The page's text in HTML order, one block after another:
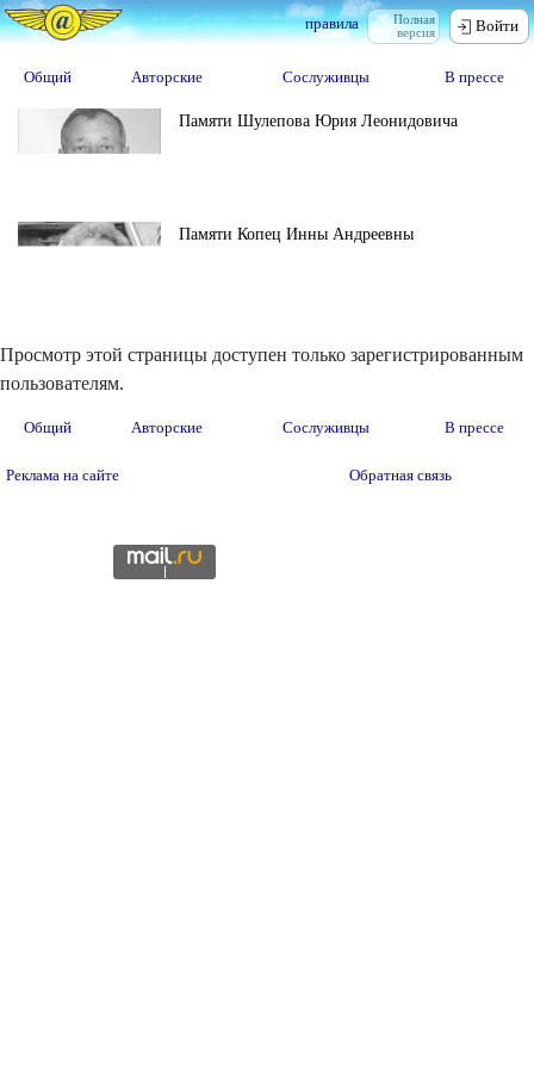
Полная
версия
правила Войти
Общий Авторские Сослуживцы В прессе
Памяти Шулепова Юрия Леонидовича
Памяти Копец Инны Андреевны
Просмотр этой страницы доступен только зарегистрированным
пользователям.
Общий Авторские Сослуживцы В прессе
Реклама на сайте Обратная связь